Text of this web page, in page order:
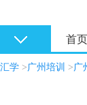
首页
学 >广州培训 >广